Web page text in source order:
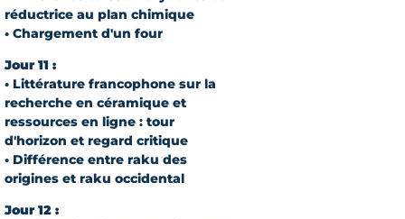
réductrice au plan chimique
• Chargement d'un four
Jour 11 :
• Littérature francophone sur la
recherche en céramique et
ressources en ligne : tour
d'horizon et regard critique
• Différence entre raku des
origines et raku occidental
Jour 12 :